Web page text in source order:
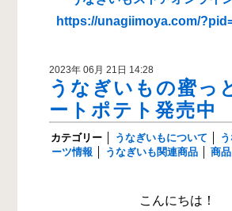
https://unagiimoya.com/
2023年 06月 21日 14:28
うなぎいもの蜜っ
ートポテト発売中
カテゴリー うなぎいもについて
ーツ情報
うなぎいも関連商品 商品
こんにちは！